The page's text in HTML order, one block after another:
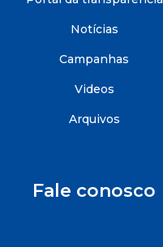
Notícias
Campanhas
Videos
Arquivos
Fale conosco